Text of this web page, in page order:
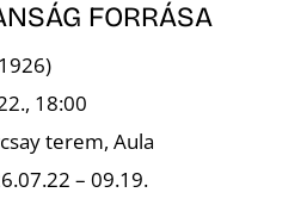
FORRÁSA
18:00
terem, Aula
– 09.19.